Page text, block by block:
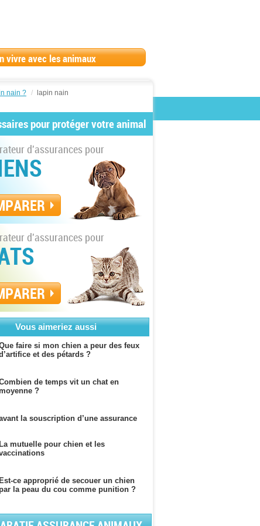
vivre avec les animaux
nain ? / lapin nain
pour protéger votre animal
d'assurances pour
d'assurances pour
Vous aimeriez aussi
faire si mon chien a peur des feux
et des pétards ?
de temps vit un chat en
?
la souscription d’une assurance
La mutuelle pour chien et les
Est-ce approprié de secouer un chien
la peau du cou comme punition ?